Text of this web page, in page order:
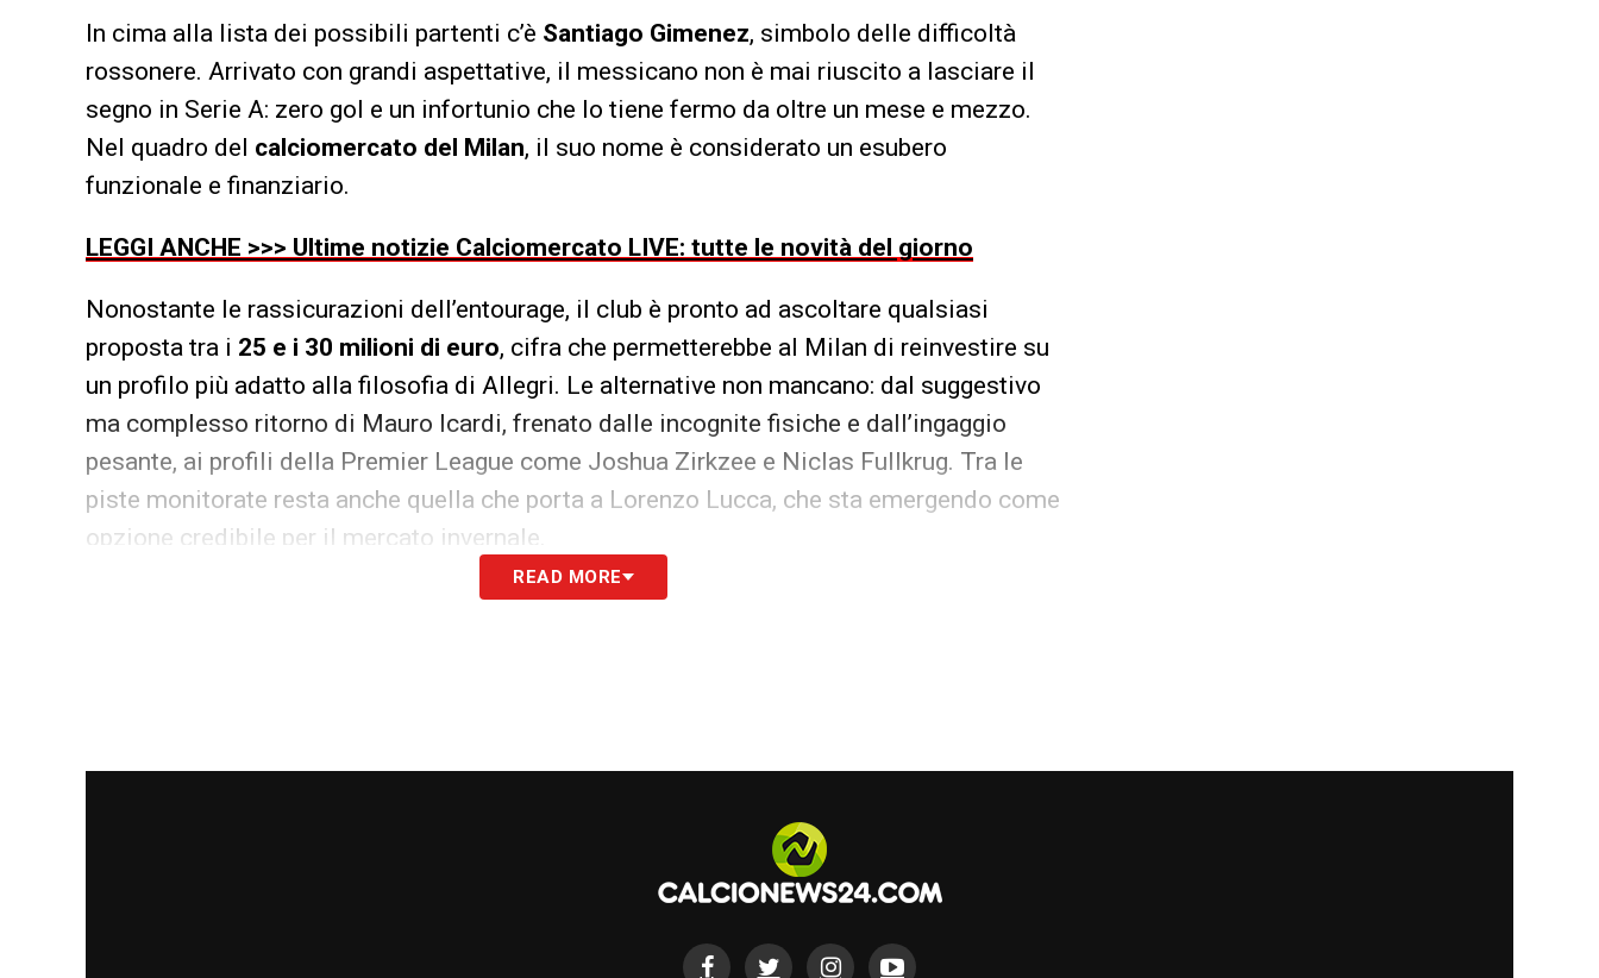
In cima alla lista dei possibili partenti c’è Santiago Gimenez, simbolo delle difficoltà
rossonere. Arrivato con grandi aspettative, il messicano non è mai riuscito a lasciare il
segno in Serie A: zero gol e un infortunio che lo tiene fermo da oltre un mese e mezzo.
Nel quadro del calciomercato del Milan, il suo nome è considerato un esubero
funzionale e finanziario.
LEGGI ANCHE >>> Ultime notizie Calciomercato LIVE: tutte le novità del giorno
Nonostante le rassicurazioni dell’entourage, il club è pronto ad ascoltare qualsiasi
proposta tra i 25 e i 30 milioni di euro, cifra che permetterebbe al Milan di reinvestire su
un profilo più adatto alla filosofia di Allegri. Le alternative non mancano: dal suggestivo
ma complesso ritorno di Mauro Icardi, frenato dalle incognite fisiche e dall’ingaggio
pesante, ai profili della Premier League come Joshua Zirkzee e Niclas Fullkrug. Tra le
piste monitorate resta anche quella che porta a Lorenzo Lucca, che sta emergendo come
opzione credibile per il mercato invernale.
Calciomercato Milan: Loftus-Cheek verso l’addio?
Thomas Tuchel è un grande estimatore dell’ex Chelsea, che vuole sfruttare il
Il suo entourage si sta già muovendo tra Premier League e Bundesliga per individuare
club interessati. Nel caso di una partenza, il Milan ha già individuato due sostituti ideali:
del Bologna, nome già apprezzato la scorsa estate, e
Mateo Kovacic
READ MORE